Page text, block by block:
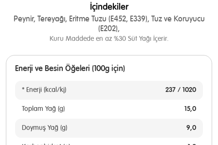
İçindekiler
Peynir, Tereyağı, Eritme Tuzu (E452, E339), Tuz ve Koruyucu
(E202),
Kuru Maddede en az %30 Süt Yağı İçerir.
Enerji ve Besin Öğeleri (100g için)
* Enerji (kcal/kj) 237 / 1020
Toplam Yağ (g) 15,0
Doymuş Yağ (g) 9,0